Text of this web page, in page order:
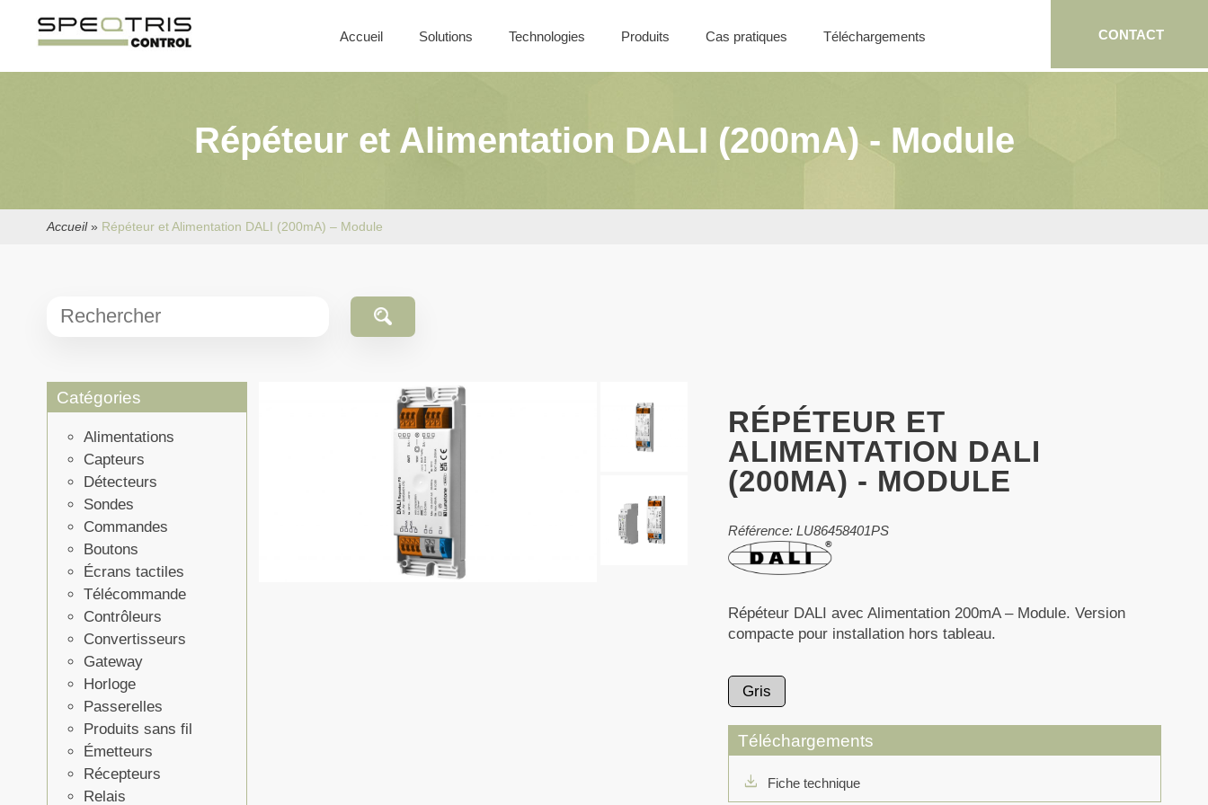
Accueil Solutions
Nos offres
Technologies
Solutions Filaires
Solutions Batiment
Produits Cas pratiques Téléchargements CONTACT
Répéteur et Alimentation DALI (200mA) - Module
Accueil» Répéteur et Alimentation DALI (200mA) – Module
Catégories
Alimentations
Capteurs
Détecteurs
Sondes
Commandes
Boutons
Écrans tactiles
Télécommande
Contrôleurs
Convertisseurs
Gateway
Horloge
Passerelles
Produits sans fil
Émetteurs
Récepteurs
Relais
RÉPÉTEUR ET
ALIMENTATION DALI
(200MA) - MODULE
Référence: LU86458401PS
Répéteur DALI avec Alimentation 200mA – Module. Version
compacte pour installation hors tableau.
Gris
Téléchargements
download Fiche technique